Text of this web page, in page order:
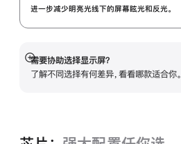
进一步减少明亮光线下的屏幕眩光和反光。
需要协助选择显示屏？
了解不同选择有何差异，看看哪款适合你。
展
开